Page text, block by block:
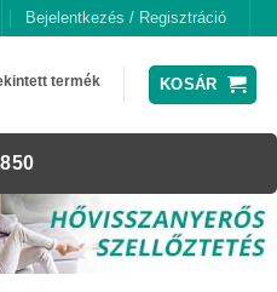
Bejelentkezés / Regisztráció
termék KOSÁR